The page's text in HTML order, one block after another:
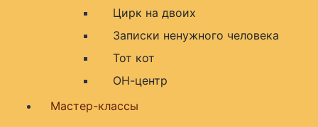
Цирк на двоих
Записки ненужного человека
Тот кот
ОН-центр
Мастер-классы